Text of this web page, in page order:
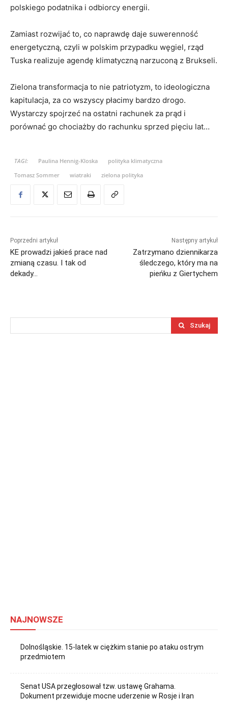
polskiego podatnika i odbiorcy energii.
Zamiast rozwijać to, co naprawdę daje suwerenność
energetyczną, czyli w polskim przypadku węgiel, rząd
Tuska realizuje agendę klimatyczną narzuconą z Brukseli.
Zielona transformacja to nie patriotyzm, to ideologiczna
kapitulacja, za co wszyscy płacimy bardzo drogo.
Wystarczy spojrzeć na ostatni rachunek za prąd i
porównać go chociażby do rachunku sprzed pięciu lat…
TAGI: Paulina Hennig-Kloska
polityka klimatyczna
Tomasz Sommer
wiatraki zielona polityka
Poprzedni artykuł
KE prowadzi jakieś prace nad
zmianą czasu. I tak od
dekady…
Następny artykuł
Zatrzymano dziennikarza
śledczego, który ma na
pieńku z Giertychem
Szukaj
NAJNOWSZE
Dolnośląskie. 15-latek w ciężkim stanie po ataku ostrym
przedmiotem
Senat USA przegłosował tzw. ustawę Grahama.
Dokument przewiduje mocne uderzenie w Rosje i Iran